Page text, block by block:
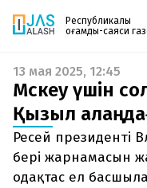
Республикалық
қоғамдық-саяси
Жаңалықтар
Спорт
Live
Руханият
Аймақ
Архив
Заң және тәртіп
Газетке
PDF форматтағы
поштаңызға алып
шыққан сәтте сізге
енгізіңіз, біз қалғанын
13 мая 2025, 12:45
Мәскеу үшін
Қызыл
Ресей президенті
бері жарнамасын
одақтас ел